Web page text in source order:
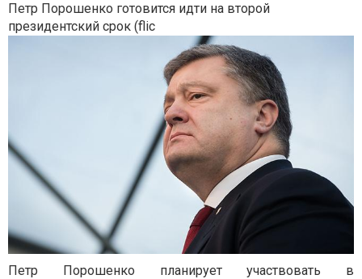
Петр Порошенко готовится идти на второй
президентский срок (flic
Петр Порошенко планирует участвовать в